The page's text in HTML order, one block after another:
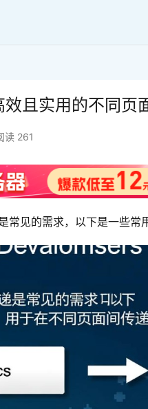
且实用的不同页
读 261
常见的需求，以下是一些常